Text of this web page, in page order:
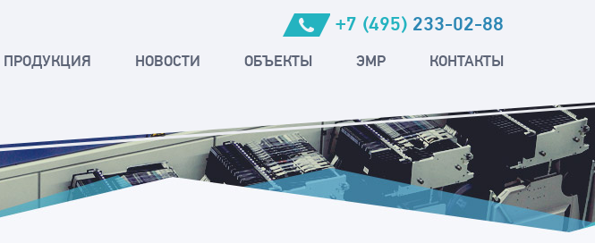
+7 (495) 233-02-88
ПРОДУКЦИЯ НОВОСТИ ОБЪЕКТЫ ЭМР КОНТАКТЫ